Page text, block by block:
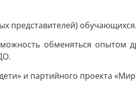
представителей) обучающихся.
обменяться опытом
и партийного проекта